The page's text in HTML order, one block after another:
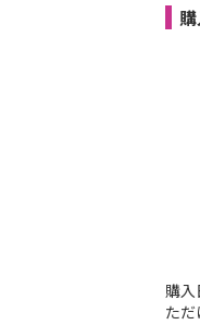
購
ただ